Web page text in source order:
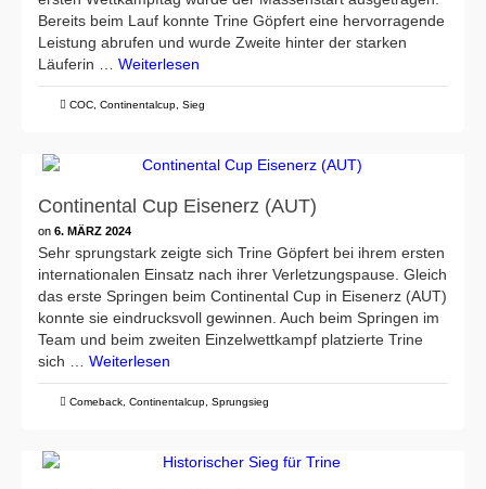
Bereits beim Lauf konnte Trine Göpfert eine hervorragende
Leistung abrufen und wurde Zweite hinter der starken
Läuferin … Weiterlesen
COC Continentalcup Sieg
Continental Cup Eisenerz (AUT)
on 6. MÄRZ 2024
Sehr sprungstark zeigte sich Trine Göpfert bei ihrem ersten
internationalen Einsatz nach ihrer Verletzungspause. Gleich
das erste Springen beim Continental Cup in Eisenerz (AUT)
konnte sie eindrucksvoll gewinnen. Auch beim Springen im
Team und beim zweiten Einzelwettkampf platzierte Trine
sich … Weiterlesen
Comeback Continentalcup Sprungsieg